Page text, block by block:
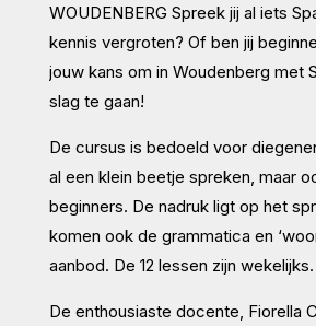
WOUDENBERG Spreek jij al iets
kennis vergroten? Of ben jij
jouw kans om in Woudenberg met
slag te gaan!
De cursus is bedoeld voor
al een klein beetje spreken, maar
beginners. De nadruk ligt op het
komen ook de grammatica en
aanbod. De 12 lessen zijn wekelijks.
De enthousiaste docente, Fiorella